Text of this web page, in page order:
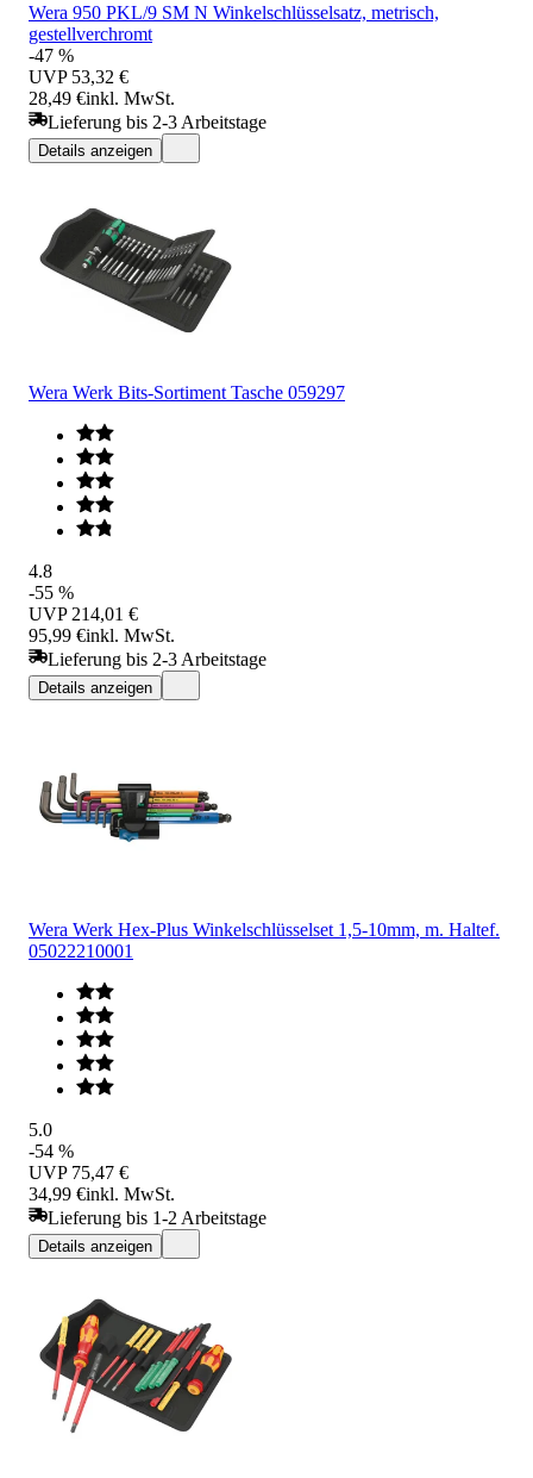
Wera 950 PKL/9 SM N Winkelschlüsselsatz, metrisch,
gestellverchromt
-47 %
UVP 53,32 €
28,49 €inkl. MwSt.
Lieferung bis 2-3 Arbeitstage
Details anzeigen
Wera Werk Bits-Sortiment Tasche 059297
4.8
-55 %
UVP 214,01 €
95,99 €inkl. MwSt.
Lieferung bis 2-3 Arbeitstage
Details anzeigen
Wera Werk Hex-Plus Winkelschlüsselset 1,5-10mm, m. Haltef.
05022210001
5.0
-54 %
UVP 75,47 €
34,99 €inkl. MwSt.
Lieferung bis 1-2 Arbeitstage
Details anzeigen